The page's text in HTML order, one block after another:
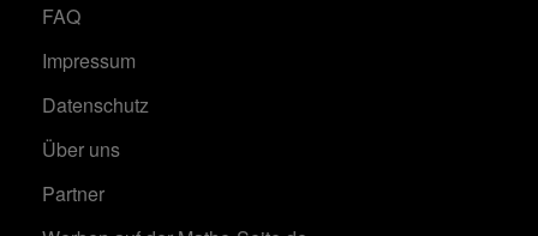
FAQ
Impressum
Datenschutz
Über uns
Partner